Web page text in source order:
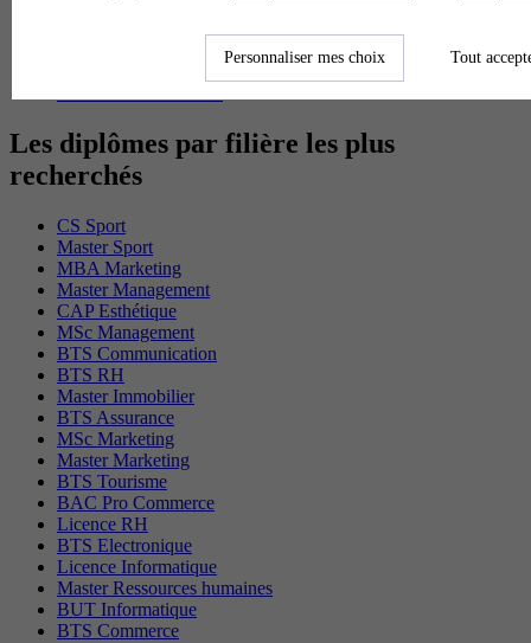
Les diplômes par filière les plus
recherchés
CS Sport
Master Sport
MBA Marketing
Master Management
CAP Esthétique
MSc Management
BTS Communication
BTS RH
Master Immobilier
BTS Assurance
MSc Marketing
Master Marketing
BTS Tourisme
BAC Pro Commerce
Licence RH
BTS Electronique
Licence Informatique
Master Ressources humaines
BUT Informatique
BTS Commerce
Personnaliser mes choix Tout